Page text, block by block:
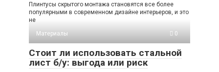
Плинтусы скрытого монтажа становятся все более
популярными в современном дизайне интерьеров, и это
не
Материалы
0
Стоит ли использовать стальной
лист б/у: выгода или риск